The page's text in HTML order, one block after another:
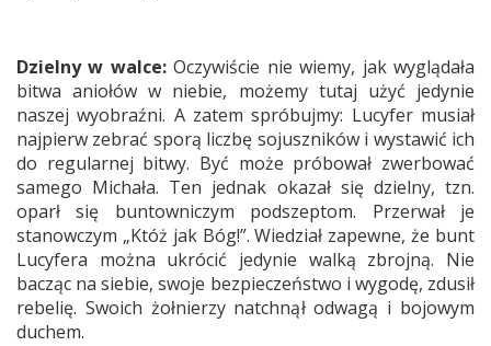
Dzielny w walce:Oczywiście nie wiemy, jak wyglądała
bitwa aniołów w niebie, możemy tutaj użyć jedynie
naszej wyobraźni. A zatem spróbujmy: Lucyfer musiał
najpierw zebrać sporą liczbę sojuszników i wystawić ich
do regularnej bitwy. Być może próbował zwerbować
samego Michała. Ten jednak okazał się dzielny, tzn.
oparł się buntowniczym podszeptom. Przerwał je
stanowczym „Któż jak Bóg!”. Wiedział zapewne, że bunt
Lucyfera można ukrócić jedynie walką zbrojną. Nie
bacząc na siebie, swoje bezpieczeństwo i wygodę, zdusił
rebelię. Swoich żołnierzy natchnął odwagą i bojowym
duchem.